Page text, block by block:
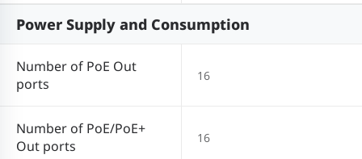
Power Supply and Consumption
Number of PoE Out
ports
16
Number of PoE/PoE+
Out ports
16